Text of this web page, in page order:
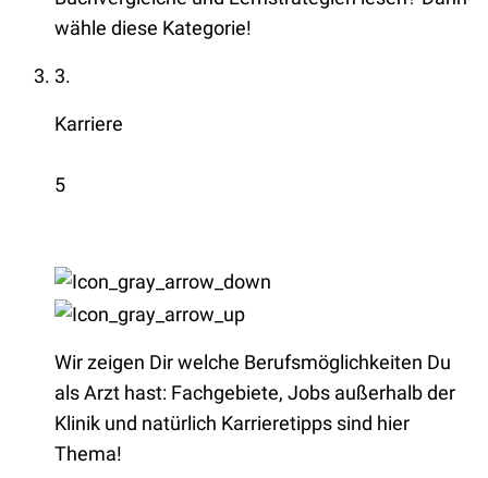
wähle diese Kategorie!
3.
Karriere
5
Wir zeigen Dir welche Berufsmöglichkeiten Du
als Arzt hast: Fachgebiete, Jobs außerhalb der
Klinik und natürlich Karrieretipps sind hier
Thema!